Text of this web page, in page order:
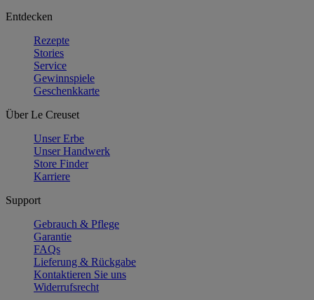
Entdecken
Rezepte
Stories
Service
Gewinnspiele
Geschenkkarte
Über Le Creuset
Unser Erbe
Unser Handwerk
Store Finder
Karriere
Support
Gebrauch & Pflege
Garantie
FAQs
Lieferung & Rückgabe
Kontaktieren Sie uns
Widerrufsrecht